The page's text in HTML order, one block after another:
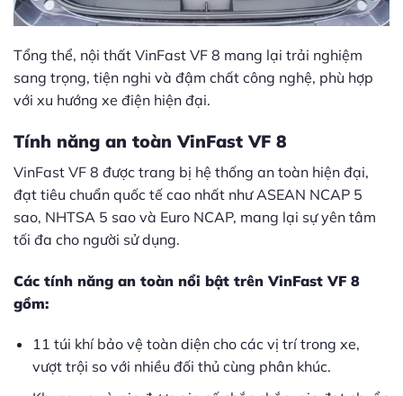
Tổng thể, nội thất VinFast VF 8 mang lại trải nghiệm
sang trọng, tiện nghi và đậm chất công nghệ, phù hợp
với xu hướng xe điện hiện đại.
Tính năng an toàn VinFast VF 8
VinFast VF 8 được trang bị hệ thống an toàn hiện đại,
đạt tiêu chuẩn quốc tế cao nhất như ASEAN NCAP 5
sao, NHTSA 5 sao và Euro NCAP, mang lại sự yên tâm
tối đa cho người sử dụng.
Các tính năng an toàn nổi bật trên VinFast VF 8
gồm:
11 túi khí bảo vệ toàn diện cho các vị trí trong xe,
vượt trội so với nhiều đối thủ cùng phân khúc.